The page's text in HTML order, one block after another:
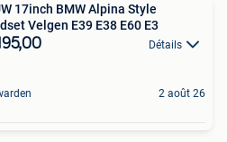
17inch BMW Alpina Style
Velgen E39 E38 E60 E3
Détails
2 août 26